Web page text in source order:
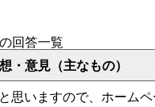
回答一覧
・意見（主なもの）
思いますので、ホーム